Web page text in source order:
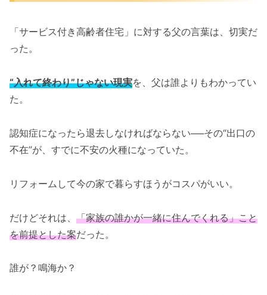
「サービス付き高齢者住宅」に対する父の言葉は、切実だ
った。
“入れて終わり”じゃない現実を、父は誰よりもわかってい
た。
認知症になったら退去しなければならない──その“出口の
不在”が、すでに不安の火種になっていた。
リフォームして今の家で暮らすほうがコスパがいい。
だけどそれは、 「家族の誰かが一緒に住んでくれる」こと
を前提とした案だった。
誰が？鳴海か？